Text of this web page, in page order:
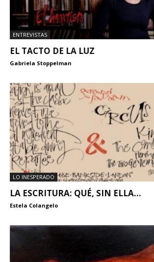
ENTREVISTAS
EL TACTO DE LA LUZ
Gabriela Stoppelman
LO INESPERADO
LA ESCRITURA: QUÉ, SIN ELLA…
Estela Colangelo